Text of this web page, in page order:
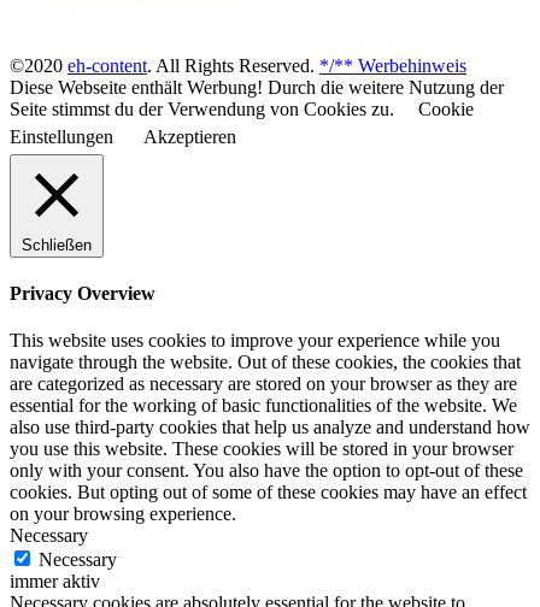
©2020 eh-content. All Rights Reserved. */** Werbehinweis
Diese Webseite enthält Werbung! Durch die weitere Nutzung der
Seite stimmst du der Verwendung von Cookies zu.
Cookie
Einstellungen
Akzeptieren
Schließen
Privacy Overview
This website uses cookies to improve your experience while you
navigate through the website. Out of these cookies, the cookies that
are categorized as necessary are stored on your browser as they are
essential for the working of basic functionalities of the website. We
also use third-party cookies that help us analyze and understand how
you use this website. These cookies will be stored in your browser
only with your consent. You also have the option to opt-out of these
cookies. But opting out of some of these cookies may have an effect
on your browsing experience.
Necessary
Necessary
immer aktiv